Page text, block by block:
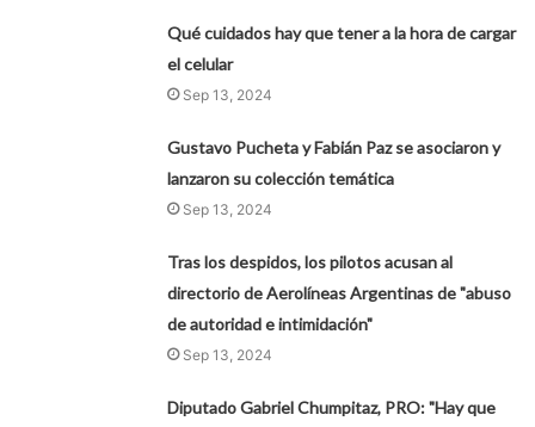
Qué cuidados hay que tener a la hora de cargar
el celular
Sep 13, 2024
Gustavo Pucheta y Fabián Paz se asociaron y
lanzaron su colección temática
Sep 13, 2024
Tras los despidos, los pilotos acusan al
directorio de Aerolíneas Argentinas de "abuso
de autoridad e intimidación"
Sep 13, 2024
Diputado Gabriel Chumpitaz, PRO: "Hay que